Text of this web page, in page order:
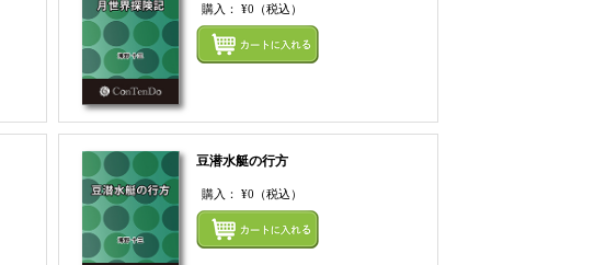
まとめてカートにいれる
購入：¥0 （税込）
まとめてカートにいれる
豆潜水艇の行方
購入：¥0 （税込）